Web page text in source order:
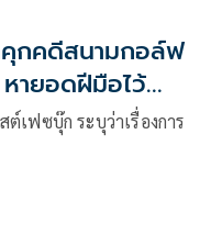
คุกคดีสนามกอล์ฟ
ายอดฝีมือไว้